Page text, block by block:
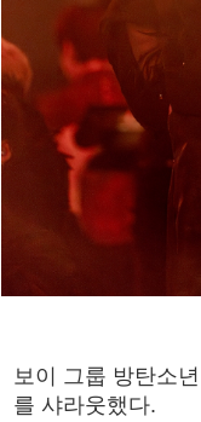
보이 그룹 방탄소
를 샤라웃했다.